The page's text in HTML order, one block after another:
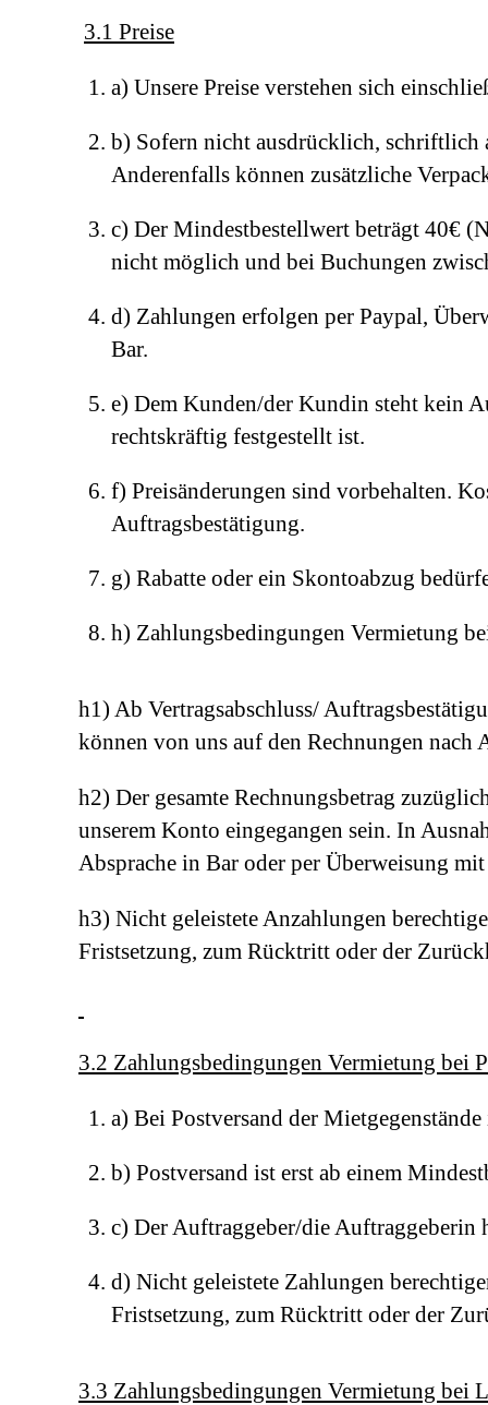
3.1 Preise
a) Unsere Preise verstehen sich
b) Sofern nicht ausdrücklich, schriftlich
Anderenfalls können zusätzliche
c) Der Mindestbestellwert beträgt 40€
nicht möglich und bei Buchungen
d) Zahlungen erfolgen per Paypal,
Bar.
e) Dem Kunden/der Kundin steht kein
rechtskräftig festgestellt ist.
f) Preisänderungen sind vorbehalten.
Auftragsbestätigung.
g) Rabatte oder ein Skontoabzug
h) Zahlungsbedingungen Vermietung
h1) Ab Vertragsabschluss/
können von uns auf den Rechnungen
h2) Der gesamte Rechnungsbetrag
unserem Konto eingegangen sein. In
Absprache in Bar oder per Überweisung
h3) Nicht geleistete Anzahlungen
Fristsetzung, zum Rücktritt oder der
3.2 Zahlungsbedingungen Vermietung bei
a) Bei Postversand der
b) Postversand ist erst ab einem
c) Der Auftraggeber/die Auftraggeberin
d) Nicht geleistete Zahlungen
Fristsetzung, zum Rücktritt oder der
3.3 Zahlungsbedingungen Vermietung bei